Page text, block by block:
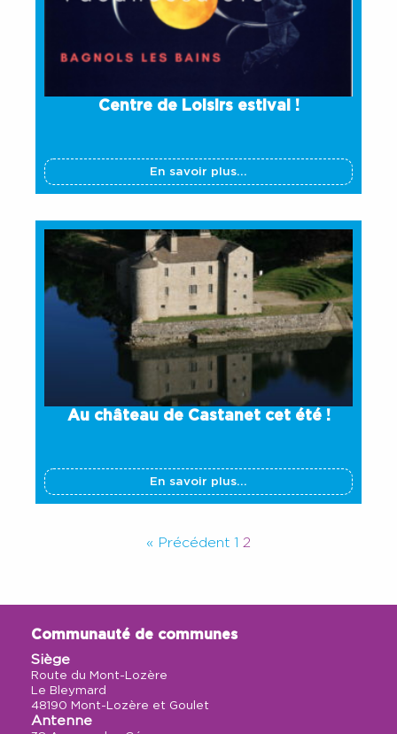
Centre de Loisirs estival !
En savoir plus...
Au château de Castanet cet été !
En savoir plus...
« Précédent 1 2
Communauté de communes
Siège
Route du Mont-Lozère
Le Bleymard
48190 Mont-Lozère et Goulet
Antenne